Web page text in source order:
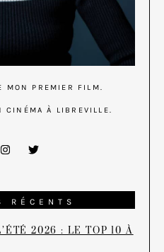
MON PREMIER FILM.
CINÉMA À LIBREVILLE.
RÉCENTS
2026 : LE TOP 10 À